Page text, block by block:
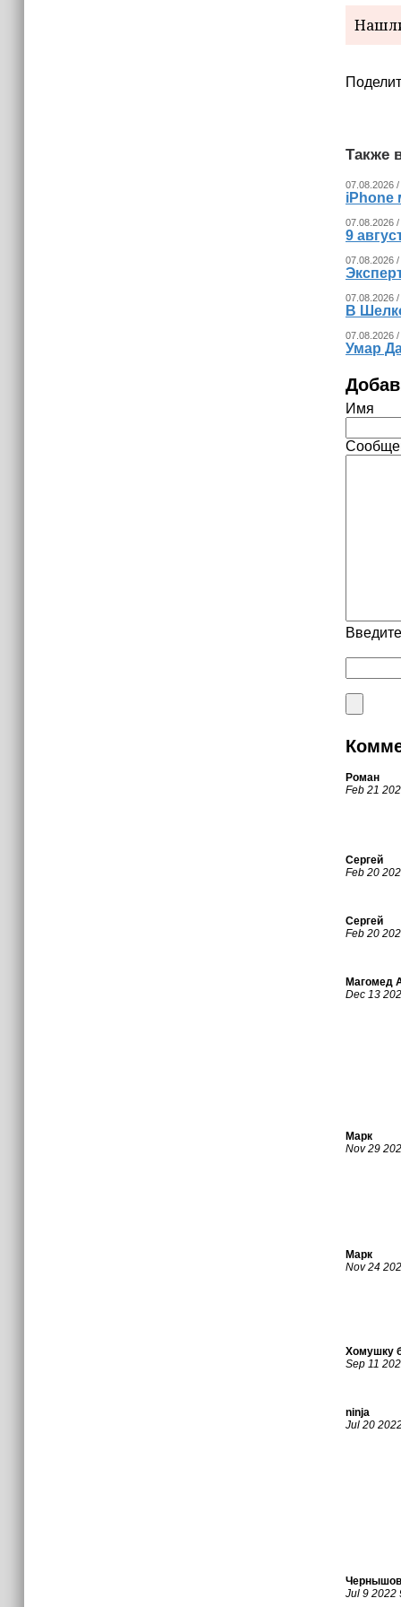
Также
07.08.2026
iPhone
07.08.2026
9
07.08.2026
07.08.2026
В
07.08.2026
Умар
Имя
Роман
Feb 21
Сергей
Feb 20
Сергей
Feb 20
Магомед
Dec 13
Марк
Nov 29
Марк
Nov 24
Хомушку
Sep 11
ninja
Jul 20
Чернышов
Jul 9 2022